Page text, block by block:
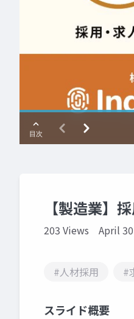
【製造業】
203 Views April
#人材採用 #
スライド概要